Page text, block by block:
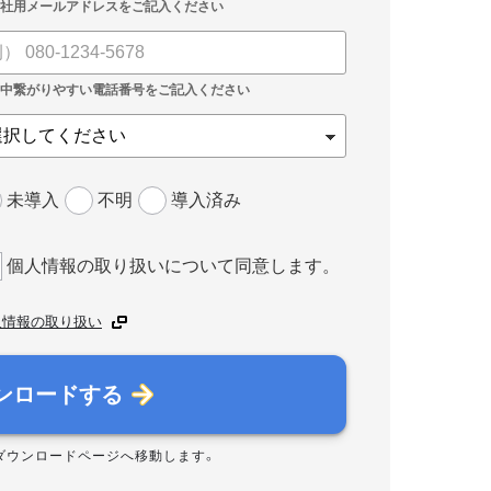
未導入 不明 導入済み
個人情報の取り扱いについて同意します。
報の取り扱い
ロードする
ウンロードページへ移動します。